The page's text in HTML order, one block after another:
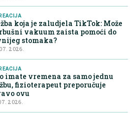
koja je zaludjela TikTok: Može
vakuum zaista pomoći do
stomaka?
2026.
imate vremena za samo jednu
fizioterapeut preporučuje
ovu
2026.